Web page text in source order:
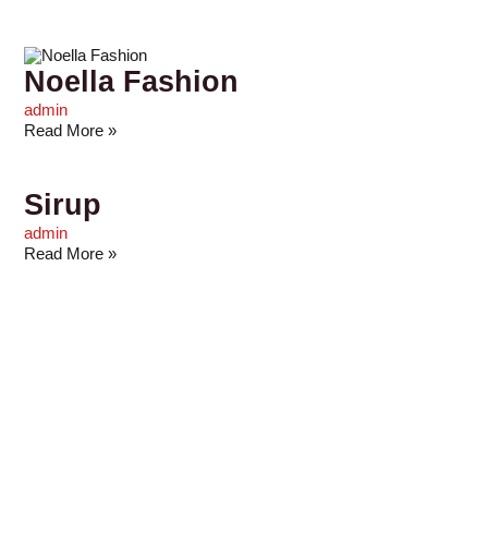
Noella Fashion
admin
Read More »
Sirup
admin
Read More »